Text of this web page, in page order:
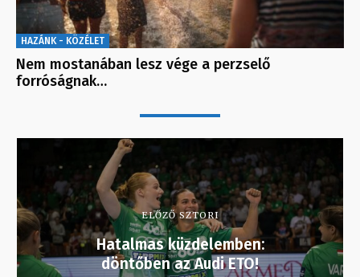
HAZÁNK - KÖZÉLET
Nem mostanában lesz vége a perzselő
forróságnak…
ELŐZŐ SZTORI
Hatalmas küzdelemben:
döntőben az Audi ETO!